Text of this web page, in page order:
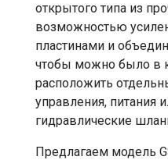
открытого типа из
возможностью
пластинами и
чтобы можно было в
расположить
управления, питания
гидравлические
Предлагаем модель